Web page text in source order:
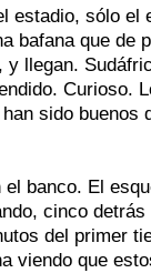
estadio, sólo el
bafana que de
llegan.
Curioso.
sido buenos
banco. El
cinco
del primer
viendo que